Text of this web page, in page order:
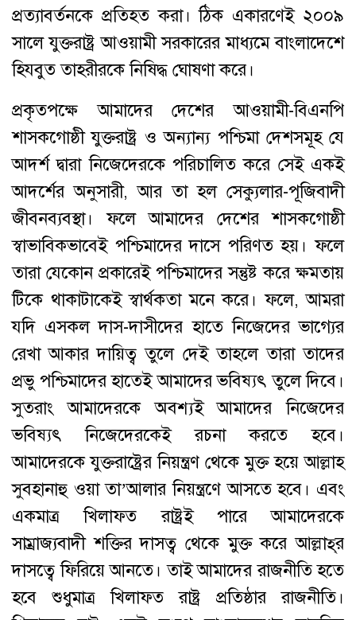
প্রত্যাবর্তনকে প্রতিহত করা। ঠিক একারণেই ২০০৯
সালে যুক্তরাষ্ট্র আওয়ামী সরকারের মাধ্যমে বাংলাদেশে
হিযবুত তাহরীরকে নিষিদ্ধ ঘোষণা করে।
প্রকৃতপক্ষে আমাদের দেশের আওয়ামী-বিএনপি
শাসকগোষ্ঠী যুক্তরাষ্ট্র ও অন্যান্য পশ্চিমা দেশসমূহ যে
আদর্শ দ্বারা নিজেদেরকে পরিচালিত করে সেই একই
আদর্শের অনুসারী, আর তা হল সেক্যুলার-পূজিবাদী
জীবনব্যবস্থা। ফলে আমাদের দেশের শাসকগোষ্ঠী
স্বাভাবিকভাবেই পশ্চিমাদের দাসে পরিণত হয়। ফলে
তারা যেকোন প্রকারেই পশ্চিমাদের সন্তুষ্ট করে ক্ষমতায়
টিকে থাকাটাকেই স্বার্থকতা মনে করে। ফলে, আমরা
যদি এসকল দাস-দাসীদের হাতে নিজেদের ভাগ্যের
রেখা আকার দায়িত্ব তুলে দেই তাহলে তারা তাদের
প্রভু পশ্চিমাদের হাতেই আমাদের ভবিষ্যৎ তুলে দিবে।
সুতরাং আমাদেরকে অবশ্যই আমাদের নিজেদের
ভবিষ্যৎ নিজেদেরকেই রচনা করতে হবে।
আমাদেরকে যুক্তরাষ্ট্রের নিয়ন্ত্রণ থেকে মুক্ত হয়ে আল্লাহ
সুবহানাহু ওয়া তা’আলার নিয়ন্ত্রণে আসতে হবে। এবং
একমাত্র খিলাফত রাষ্ট্রই পারে আমাদেরকে
সাম্রাজ্যবাদী শক্তির দাসত্ব থেকে মুক্ত করে আল্লাহ্‌র
দাসত্বে ফিরিয়ে আনতে। তাই আমাদের রাজনীতি হতে
হবে শুধুমাত্র খিলাফত রাষ্ট্র প্রতিষ্ঠার রাজনীতি।